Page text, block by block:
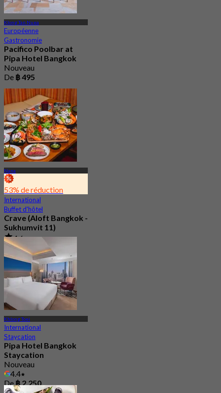
Klong Tan Nuea
Européenne
Gastronomie
Pacifico Poolbar at
Pipa Hotel Bangkok
Nouveau
De ฿ 495
Nana
53% de réduction
International
Buffet d'hôtel
Crave (Aloft Bangkok -
Sukhumvit 11)
4.6
1.4K Réservé
De฿ 890
Khlong Toei
International
Staycation
Pipa Hotel Bangkok
Staycation
Nouveau
4.4
De ฿ 2,250